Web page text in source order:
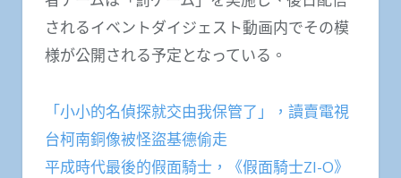
されるイベントダイジェスト動画内でその模
様が公開される予定となっている。
「小小的名偵探就交由我保管了」，讀賣電視
台柯南銅像被怪盜基德偷走
平成時代最後的假面騎士，《假面騎士ZI-O》